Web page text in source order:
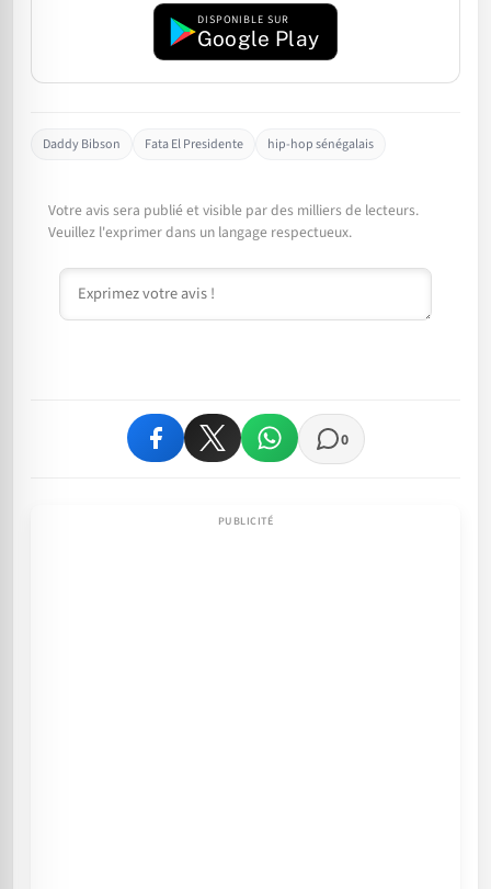
DISPONIBLE SUR
Google Play
Daddy Bibson Fata El Presidente hip-hop sénégalais
Votre avis sera publié et visible par des milliers de lecteurs.
Veuillez l'exprimer dans un langage respectueux.
Commentaire
0